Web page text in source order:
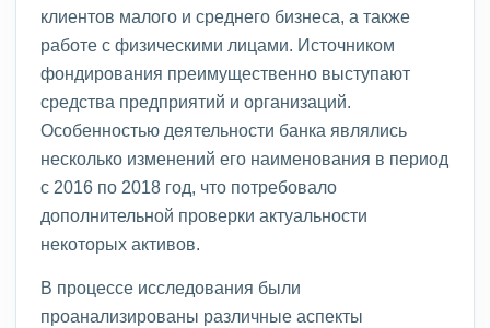
клиентов малого и среднего бизнеса, а также
работе с физическими лицами. Источником
фондирования преимущественно выступают
средства предприятий и организаций.
Особенностью деятельности банка являлись
несколько изменений его наименования в период
с 2016 по 2018 год, что потребовало
дополнительной проверки актуальности
некоторых активов.
В процессе исследования были
проанализированы различные аспекты